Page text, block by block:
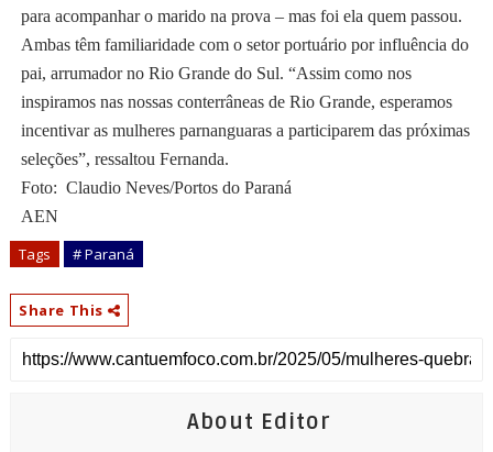
para acompanhar o marido na prova – mas foi ela quem passou.
Ambas têm familiaridade com o setor portuário por influência do
pai, arrumador no Rio Grande do Sul. “Assim como nos
inspiramos nas nossas conterrâneas de Rio Grande, esperamos
incentivar as mulheres parnanguaras a participarem das próximas
seleções”, ressaltou Fernanda.
Foto: Claudio Neves/Portos do Paraná
AEN
Tags # Paraná
Share This
About Editor